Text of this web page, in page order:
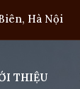
Hà Nội
THIỆU